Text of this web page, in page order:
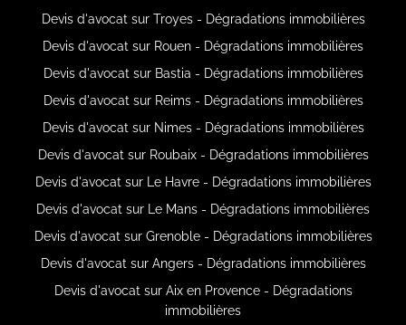
Devis d'avocat sur Troyes - Dégradations immobilières
Devis d'avocat sur Rouen - Dégradations immobilières
Devis d'avocat sur Bastia - Dégradations immobilières
Devis d'avocat sur Reims - Dégradations immobilières
Devis d'avocat sur Nimes - Dégradations immobilières
Devis d'avocat sur Roubaix - Dégradations immobilières
Devis d'avocat sur Le Havre - Dégradations immobilières
Devis d'avocat sur Le Mans - Dégradations immobilières
Devis d'avocat sur Grenoble - Dégradations immobilières
Devis d'avocat sur Angers - Dégradations immobilières
Devis d'avocat sur Aix en Provence - Dégradations
immobilières